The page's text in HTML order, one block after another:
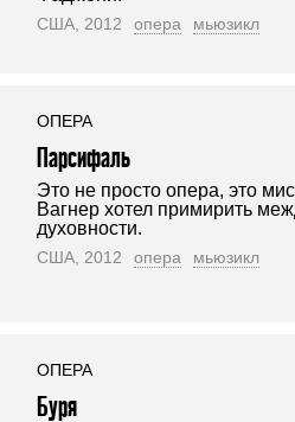
США, 2012 опера мьюзикл
ОПЕРА
Парсифаль
Это не просто опера, это
Вагнер хотел примирить
духовности.
США, 2012 опера мьюзикл
ОПЕРА
Буря